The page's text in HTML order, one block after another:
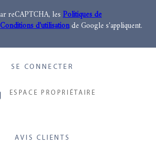
reCAPTCHA, lesPolitiques de
Conditions d'utilisationde Google s'appliquent.
SE CONNECTER
ESPACE PROPRIÉTAIRE
AVIS CLIENTS